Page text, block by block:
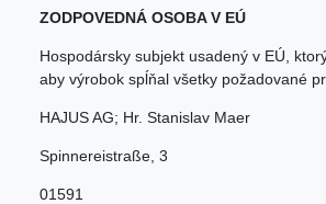
ZODPOVEDNÁ OSOBA V EÚ
Hospodársky subjekt usadený v EÚ,
aby výrobok spĺňal všetky požadované
HAJUS AG; Hr. Stanislav Maer
Spinnereistraße 3
01591